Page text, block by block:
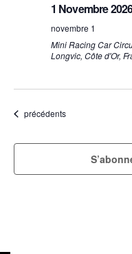
1 Novembre
novembre 1
Mini Racing Car
Longvic, Côte d'Or,
Évènements
précédents